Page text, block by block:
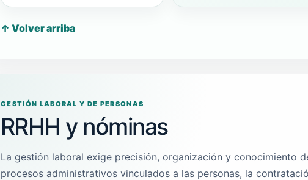
↑ Volver arriba
GESTIÓN LABORAL Y DE PERSONAS
RRHH y nóminas
La gestión laboral exige precisión, organización y conocimiento
procesos administrativos vinculados a las personas, la